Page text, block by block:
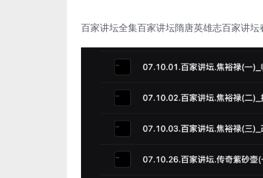
百家讲坛全集百家讲坛隋唐英雄志百家讲